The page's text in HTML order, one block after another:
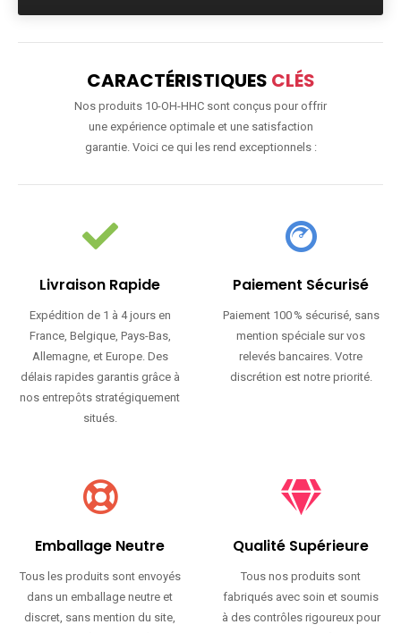
CARACTÉRISTIQUES CLÉS
Nos produits 10-OH-HHC sont conçus pour offrir
une expérience optimale et une satisfaction
garantie. Voici ce qui les rend exceptionnels :
Livraison Rapide
Expédition de 1 à 4 jours en
France, Belgique, Pays-Bas,
Allemagne, et Europe. Des
délais rapides garantis grâce à
nos entrepôts stratégiquement
situés.
Paiement Sécurisé
Paiement 100 % sécurisé, sans
mention spéciale sur vos
relevés bancaires. Votre
discrétion est notre priorité.
Emballage Neutre
Tous les produits sont envoyés
dans un emballage neutre et
discret, sans mention du site,
Qualité Supérieure
Tous nos produits sont
fabriqués avec soin et soumis
à des contrôles rigoureux pour